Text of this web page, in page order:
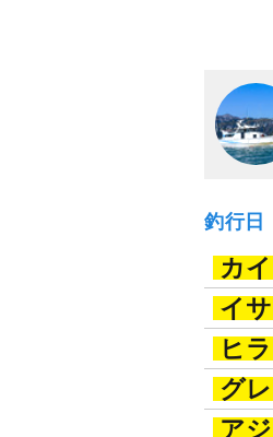
釣行日
カ
イ
ヒ
グレ
アジ